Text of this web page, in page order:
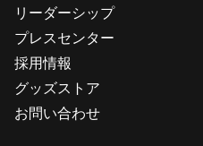
リーダーシップ
プレスセンター
採用情報
グッズストア
お問い合わせ